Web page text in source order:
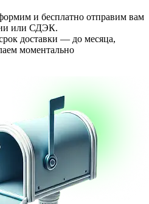
и бесплатно отправим вам
или СДЭК.
доставки — до месяца,
моментально